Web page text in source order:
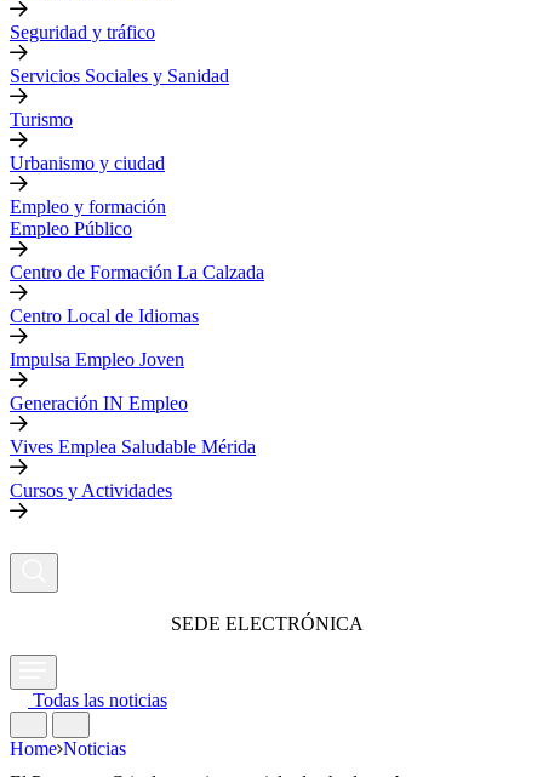
Seguridad y tráfico
Servicios Sociales y Sanidad
Turismo
Urbanismo y ciudad
Empleo y formación
Empleo Público
Centro de Formación La Calzada
Centro Local de Idiomas
Impulsa Empleo Joven
Generación IN Empleo
Vives Emplea Saludable Mérida
Cursos y Actividades
SEDE ELECTRÓNICA
Todas las noticias
Home Noticias